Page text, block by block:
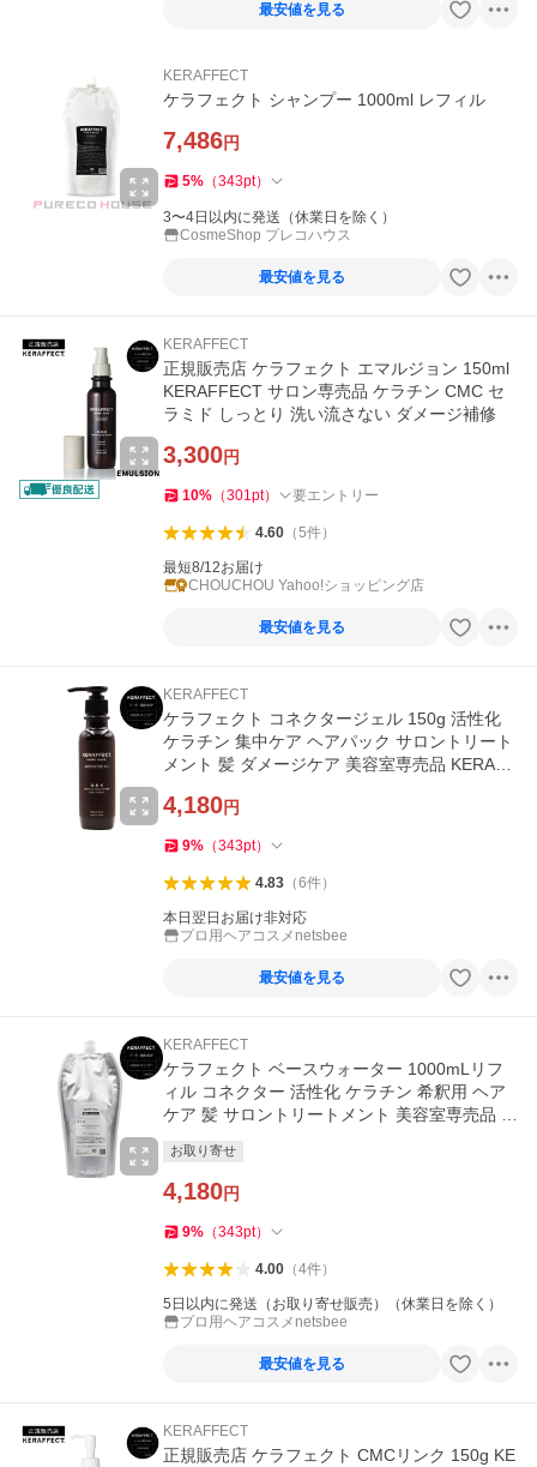
最安値を見る
KERAFFECT
ケラフェクト シャンプー 1000ml レフィル
7,486円
5% （343pt）
3〜4日以内に発送（休業日を除く）
CosmeShop プレコハウス
最安値を見る
KERAFFECT
正規販売店 ケラフェクト エマルジョン 150ml
KERAFFECT サロン専売品 ケラチン CMC セ
ラミド しっとり 洗い流さない ダメージ補修
3,300円
10% （301pt） 要エントリー
4.60（5件）
最短8/12お届け
CHOUCHOU Yahoo!ショッピング店
最安値を見る
KERAFFECT
ケラフェクト コネクタージェル 150g 活性化
ケラチン 集中ケア ヘアパック サロントリート
メント 髪 ダメージケア 美容室専売品 KERAFF
4,180円
9% （343pt）
4.83（6件）
本日翌日お届け非対応
プロ用ヘアコスメnetsbee
最安値を見る
KERAFFECT
ケラフェクト ベースウォーター 1000mLリフ
ィル コネクター 活性化 ケラチン 希釈用 ヘア
ケア 髪 サロントリートメント 美容室専売品 美
お取り寄せ
4,180円
9% （343pt）
4.00（4件）
5日以内に発送（お取り寄せ販売）（休業日を除く）
プロ用ヘアコスメnetsbee
最安値を見る
KERAFFECT
正規販売店 ケラフェクト CMCリンク 150g KE